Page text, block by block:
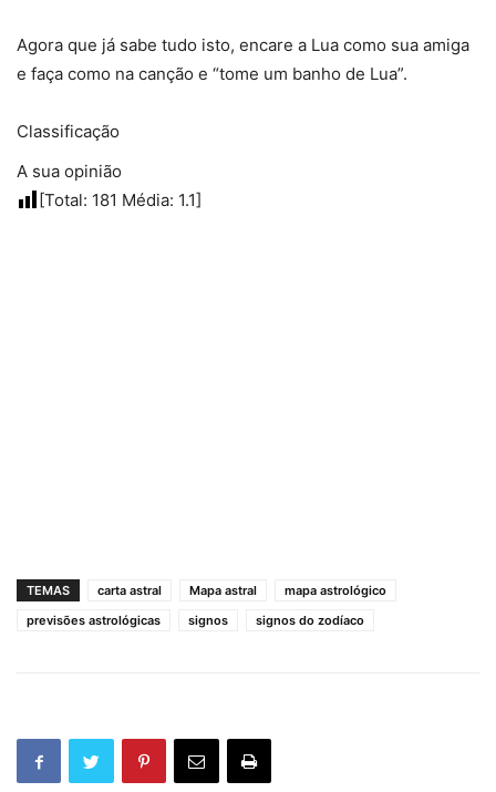
Agora que já sabe tudo isto, encare a Lua como sua amiga
e faça como na canção e “tome um banho de Lua”.
Classificação
A sua opinião
[Total: 181 Média: 1.1]
TEMAS carta astral Mapa astral
mapa astrológico
previsões astrológicas
signos signos do zodíaco